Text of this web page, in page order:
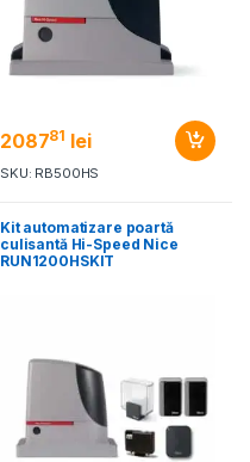
208781 lei
SKU: RB500HS
Kit automatizare poartă
culisantă Hi-Speed Nice
RUN1200HSKIT